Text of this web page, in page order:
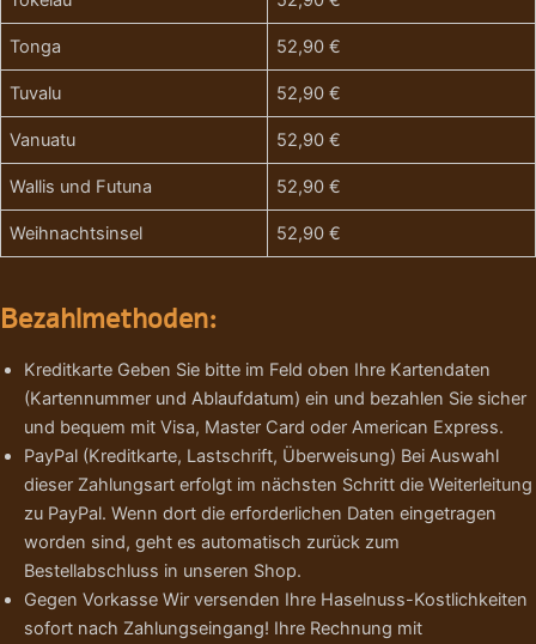
Tonga 52,90 €
Tuvalu 52,90 €
Vanuatu 52,90 €
Wallis und Futuna 52,90 €
Weihnachtsinsel 52,90 €
Bezahlmethoden:
Kreditkarte Geben Sie bitte im Feld oben Ihre Kartendaten
(Kartennummer und Ablaufdatum) ein und bezahlen Sie sicher
und bequem mit Visa, Master Card oder American Express.
PayPal (Kreditkarte, Lastschrift, Überweisung) Bei Auswahl
dieser Zahlungsart erfolgt im nächsten Schritt die Weiterleitung
zu PayPal. Wenn dort die erforderlichen Daten eingetragen
worden sind, geht es automatisch zurück zum
Bestellabschluss in unseren Shop.
Gegen Vorkasse Wir versenden Ihre Haselnuss-Kostlichkeiten
sofort nach Zahlungseingang! Ihre Rechnung mit